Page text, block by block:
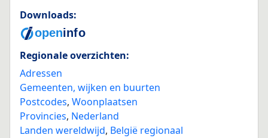
Downloads:
Regionale overzichten:
Adressen
Gemeenten, wijken en buurten
Postcodes, Woonplaatsen
Provincies, Nederland
Landen wereldwijd, België regionaal